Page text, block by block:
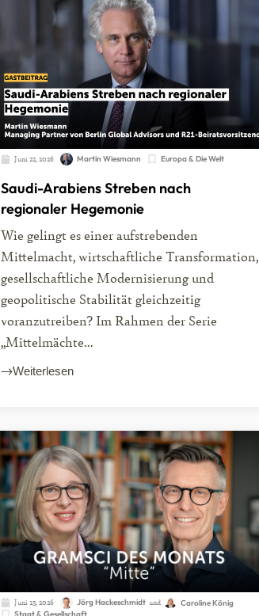
Juni 22, 2026 Martin Wiesmann Europa & Die Welt
Saudi-Arabiens Streben nach
regionaler Hegemonie
Wie gelingt es einer aufstrebenden
Mittelmacht, wirtschaftliche Transformation,
gesellschaftliche Modernisierung und
geopolitische Stabilität gleichzeitig
voranzutreiben? Im Rahmen der Serie
„Mittelmächte...
Weiterlesen
Juni 15, 2026 Jörg Hackeschmidt und
Caroline König